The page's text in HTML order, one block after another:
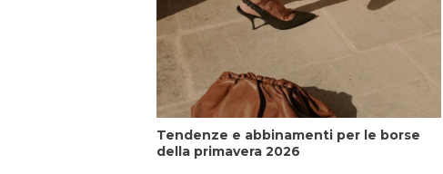
Tendenze e abbinamenti per le borse
della primavera 2026